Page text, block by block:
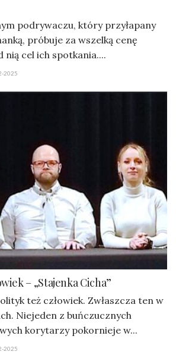
podrywaczu, który przyłapany
próbuje za wszelką cenę
cel ich spotkania....
2025
– „Stajenka Cicha”
też człowiek. Zwłaszcza ten w
Niejeden z buńczucznych
korytarzy pokornieje w...
2025